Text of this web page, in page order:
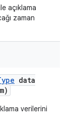
açıklama
zaman
data
verilerini